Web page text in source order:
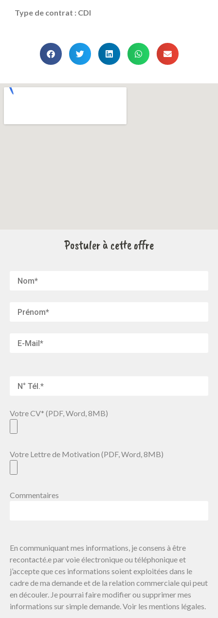
Type de contrat : CDI
Postuler à cette offre
Votre CV* (PDF, Word, 8MB)
Votre Lettre de Motivation (PDF, Word, 8MB)
Commentaires
En communiquant mes informations, je consens à être
recontacté.e par voie électronique ou téléphonique et
j’accepte que ces informations soient exploitées dans le
cadre de ma demande et de la relation commerciale qui peut
en découler. Je pourrai faire modifier ou supprimer mes
informations sur simple demande. Voir les mentions légales.